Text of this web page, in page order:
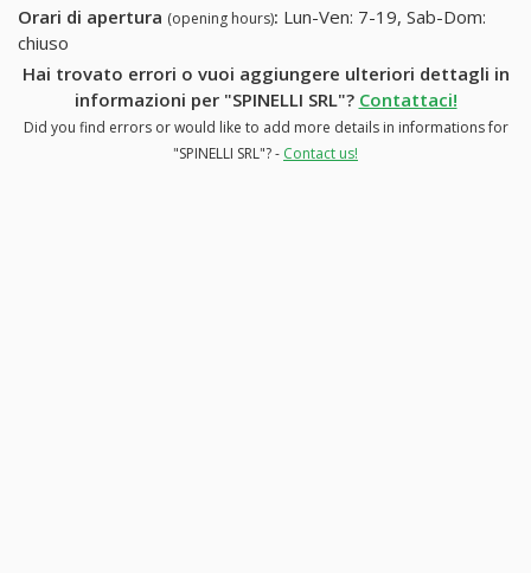
Orari di apertura (opening hours): Lun-Ven: 7-19, Sab-Dom:
chiuso
Hai trovato errori o vuoi aggiungere ulteriori dettagli in
informazioni per "SPINELLI SRL"? Contattaci!
Did you find errors or would like to add more details in informations for
"SPINELLI SRL"? - Contact us!